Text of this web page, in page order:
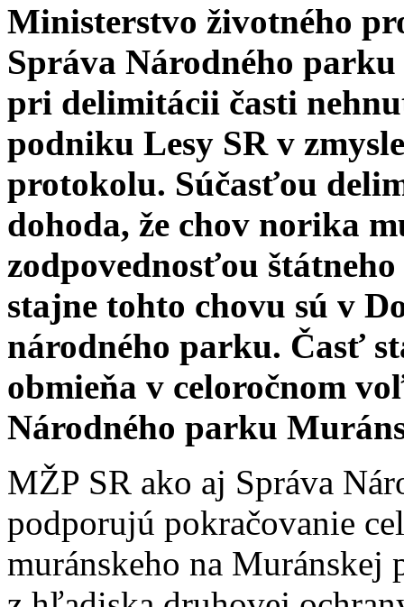
Ministerstvo životného
Správa Národného
pri delimitácii časti
podniku Lesy SR v
protokolu. Súčasťou
dohoda, že chov norika
zodpovednosťou
stajne tohto chovu sú v
národného parku. Časť
obmieňa v celoročnom
Národného parku
MŽP SR ako aj Správa
podporujú pokračovanie
muránskeho na